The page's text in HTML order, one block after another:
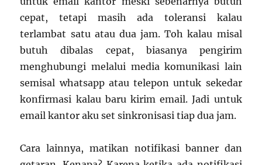
cepat, tetapi masih ada toleransi kalau
terlambat satu atau dua jam. Toh kalau misal
butuh dibalas cepat, biasanya pengirim
menghubungi melalui media komunikasi lain
semisal whatsapp atau telepon untuk sekedar
konfirmasi kalau baru kirim email. Jadi untuk
email kantor aku set sinkronisasi tiap dua jam.
Cara lainnya, matikan notifikasi banner dan